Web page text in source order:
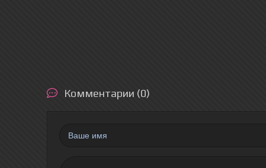
Комментарии (0)